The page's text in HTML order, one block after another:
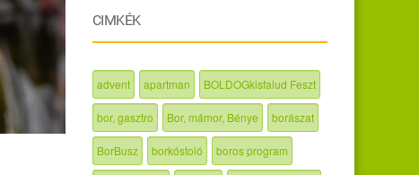
CIMKÉK
advent apartman BOLDOGkisfalud Feszt
bor, gasztro Bor, mámor, Bénye borászat
BorBusz borkóstoló boros program